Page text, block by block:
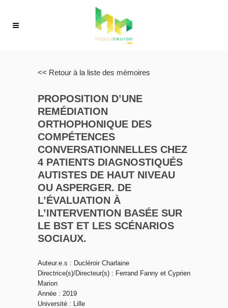
<< Retour à la liste des mémoires
PROPOSITION D’UNE
REMÉDIATION
ORTHOPHONIQUE DES
COMPÉTENCES
CONVERSATIONNELLES CHEZ
4 PATIENTS DIAGNOSTIQUÉS
AUTISTES DE HAUT NIVEAU
OU ASPERGER. DE
L’ÉVALUATION À
L’INTERVENTION BASÉE SUR
LE BST ET LES SCÉNARIOS
SOCIAUX.
Auteur.e.s : Ducléroir Charlaine
Directrice(s)/Directeur(s) : Ferrand Fanny et Cyprien
Marion
Année : 2019
Université : Lille